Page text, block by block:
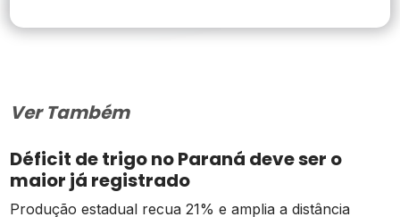
Ver Também
Déficit de trigo no Paraná deve ser o
maior já registrado
Produção estadual recua 21% e amplia a distância